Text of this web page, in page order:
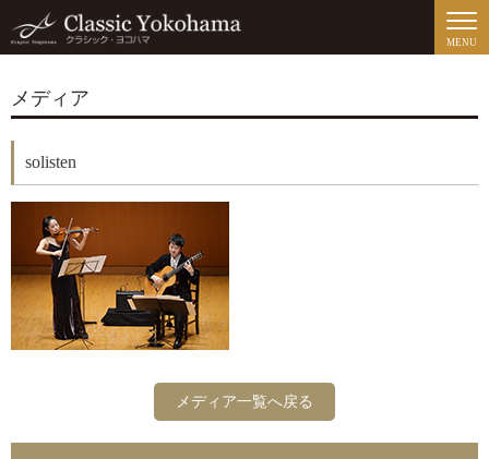
MENU
メディア
solisten
メディア一覧へ戻る